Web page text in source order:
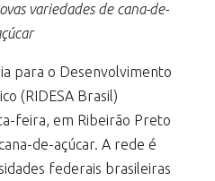
variedades de cana-de-
para o Desenvolvimento
(RIDESA Brasil)
feira, em Ribeirão Preto
de-açúcar. A rede é
federais brasileiras